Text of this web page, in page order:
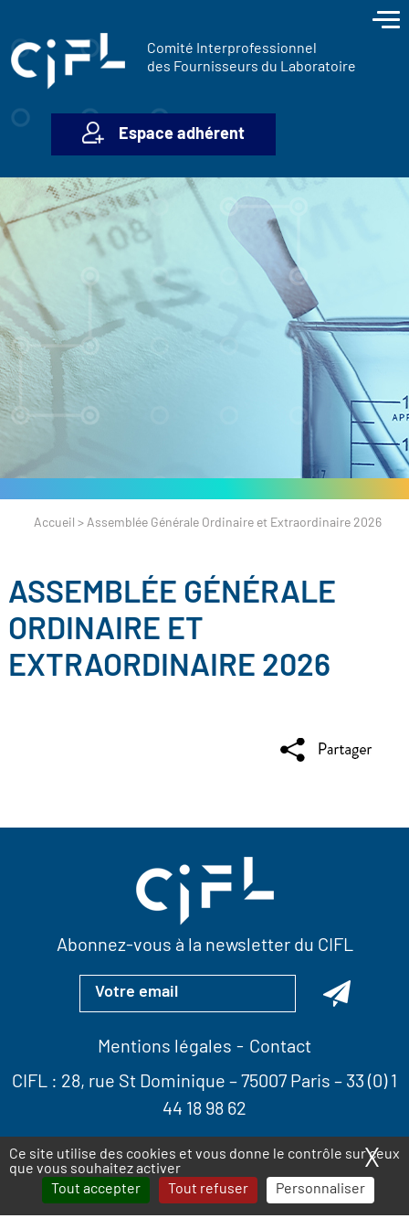
Ce site utilise des cookies et vous donne le contrôle sur ceux
que vous souhaitez activer
Tout accepter
Tout refuser Personnaliser
X
Comité Interprofessionnel
des Fournisseurs du Laboratoire
Espace adhérent
Accueil > Assemblée Générale Ordinaire et Extraordinaire 2026
ASSEMBLÉE GÉNÉRALE
ORDINAIRE ET
EXTRAORDINAIRE 2026
Abonnez-vous à la newsletter du CIFL
Mentions légales
Contact
CIFL : 28, rue St Dominique – 75007 Paris – 33 (0) 1
44 18 98 62